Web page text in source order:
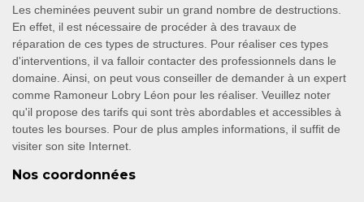
Les cheminées peuvent subir un grand nombre de destructions.
En effet, il est nécessaire de procéder à des travaux de
réparation de ces types de structures. Pour réaliser ces types
d'interventions, il va falloir contacter des professionnels dans le
domaine. Ainsi, on peut vous conseiller de demander à un expert
comme Ramoneur Lobry Léon pour les réaliser. Veuillez noter
qu'il propose des tarifs qui sont très abordables et accessibles à
toutes les bourses. Pour de plus amples informations, il suffit de
visiter son site Internet.
Nos coordonnées